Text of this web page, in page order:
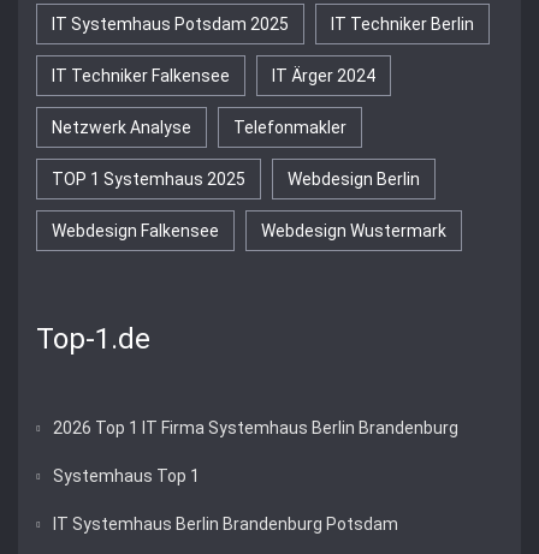
IT Systemhaus Potsdam 2025 IT Techniker Berlin
IT Techniker Falkensee IT Ärger 2024
Netzwerk Analyse Telefonmakler
TOP 1 Systemhaus 2025 Webdesign Berlin
Webdesign Falkensee Webdesign Wustermark
Top-1.de
2026 Top 1 IT Firma Systemhaus Berlin Brandenburg
Systemhaus Top 1
IT Systemhaus Berlin Brandenburg Potsdam